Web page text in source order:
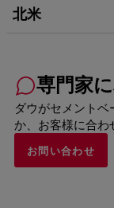
北米
専門家
ダウがセメント
か、お客様に合わ
お問い合わせ